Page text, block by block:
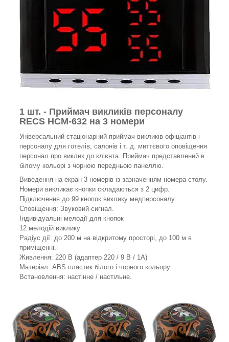
1 шт. - Приймач викликів персоналу
RECS HCM-632 на 3 номери
Універсальний стаціонарний приймач викликів офіціантів і
персоналу для готелів, салонів і т. д. миттєвого оповіщення
персонал про виклик до клієнта. Приймач представлений в
білому кольорі з чорною передньою панеллю.
Виведення на екран 3 номерів із зазначенням номера столу.
Номери викликає кнопки складаються з 2 цифр.
Підключення до 99 кнопок виклику медперсоналу.
Сповіщення: Звуковий сигнал.
Індивідуальні мелодії для кнопок
12 мелодій виклику
Радіус дії: до 200 м на відкритому просторі, до 100 м в
приміщенні.
Живлення: 220 В (адаптер 220 / 9 B / 1A)
Матеріал: ABS пластик білого і чорного кольору
Встановлення: настінне / настільне.